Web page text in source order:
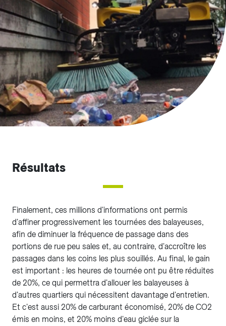
Résultats
Finalement, ces millions d'informations ont permis
d'affiner progressivement les tournées des balayeuses,
afin de diminuer la fréquence de passage dans des
portions de rue peu sales et, au contraire, d'accroître les
passages dans les coins les plus souillés. Au final, le gain
est important : les heures de tournée ont pu être réduites
de 20%, ce qui permettra d'allouer les balayeuses à
d'autres quartiers qui nécessitent davantage d'entretien.
Et c'est aussi 20% de carburant économisé, 20% de CO2
émis en moins, et 20% moins d'eau giclée sur la